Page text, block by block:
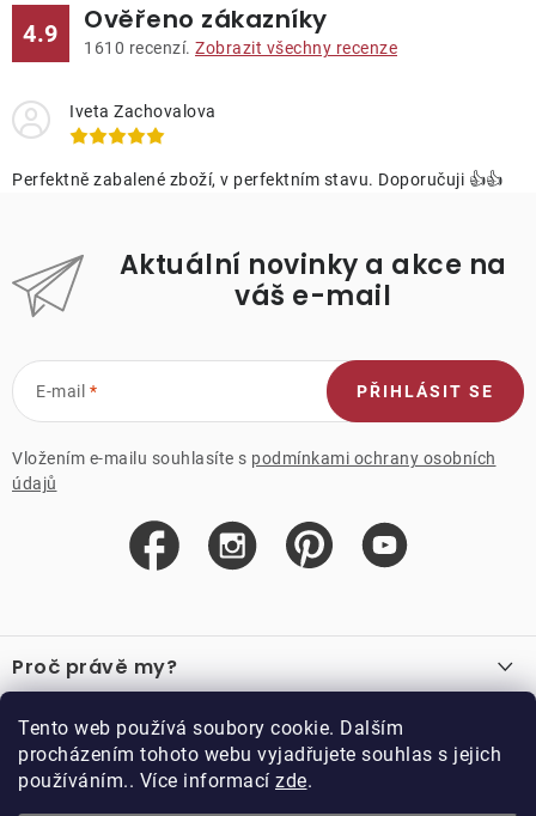
Tento web používá soubory cookie. Dalším
procházením tohoto webu vyjadřujete souhlas s jejich
používáním.. Více informací zde.
4.9 Ověřeno zákazníky
1610 recenzí. Zobrazit všechny recenze
Iveta Zachovalova
Perfektně zabalené zboží, v perfektním stavu. Doporučuji 👍👍
Aktuální novinky a akce na
váš e-mail
E-mail
Vložením e-mailu souhlasíte s podmínkami ochrany osobních
údajů
PŘIHLÁSIT SE
á
p
a
Proč právě my?
Recenze
Důležité odkazy
Velkoobchod
Vzorková prodejna
O nákupu